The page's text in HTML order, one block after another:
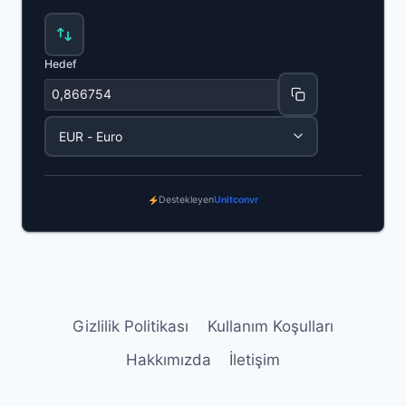
Hedef
DestekleyenUnitconvr
Gizlilik Politikası
Kullanım Koşulları
Hakkımızda
İletişim